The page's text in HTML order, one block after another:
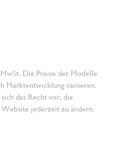
Die Preise der Modelle
Marktentwicklung variieren.
das Recht vor, die
jederzeit zu ändern.